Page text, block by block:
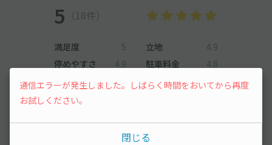
5 （18件）
満足度 5 立地
4.9
停めやすさ
4.9 駐車料金
4.8
車種ごとの利用実績
オートバイ
軽自動車
325件
通信エラーが発生しました。しばらく時間をおいてから再度
お試しください。
閉じる